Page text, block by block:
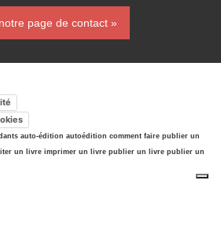
page de contact »
auto-édition autoédition comment faire publier un
un livre imprimer un livre publier un livre publier un